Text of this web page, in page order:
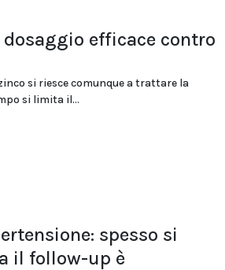
dosaggio efficace contro
si riesce comunque a trattare la
si limita il...
spesso si
il follow-up è